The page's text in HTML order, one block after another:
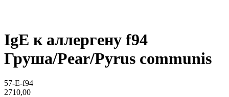
IgE к аллергену f94
Груша/Pear/Pyrus communis
57-E-f94
2710,00